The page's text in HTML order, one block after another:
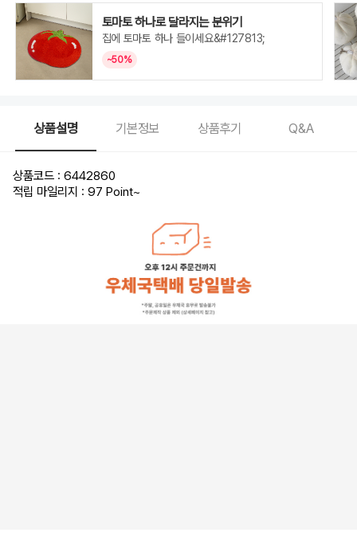
토마토 하나로 달라지는 분위기
집에 토마토 하나 들이세요&#127813;
~50%
상품설명 기본정보 상품후기 Q&A
상품코드 : 6442860
적립 마일리지 : 97 Point~